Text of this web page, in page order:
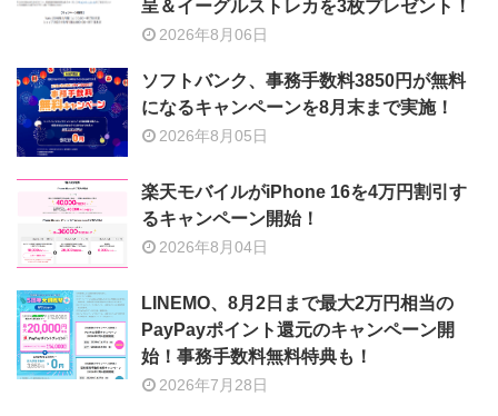
呈＆イーグルストレカを3枚プレゼント！
2026年8月06日
ソフトバンク、事務手数料3850円が無料
になるキャンペーンを8月末まで実施！
2026年8月05日
楽天モバイルがiPhone 16を4万円割引す
るキャンペーン開始！
2026年8月04日
LINEMO、8月2日まで最大2万円相当の
PayPayポイント還元のキャンペーン開
始！事務手数料無料特典も！
2026年7月28日